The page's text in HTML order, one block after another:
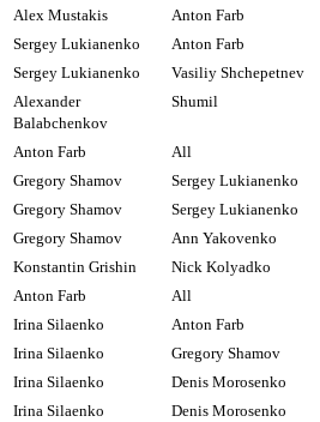
Alex Mustakis Anton Farb
Sergey Lukianenko Anton Farb
Sergey Lukianenko Vasiliy Shchepetnev
Alexander
Balabchenkov
Shumil
Anton Farb All
Gregory Shamov Sergey Lukianenko
Gregory Shamov Sergey Lukianenko
Gregory Shamov Ann Yakovenko
Konstantin Grishin Nick Kolyadko
Anton Farb All
Irina Silaenko Anton Farb
Irina Silaenko Gregory Shamov
Irina Silaenko Denis Morosenko
Irina Silaenko Denis Morosenko